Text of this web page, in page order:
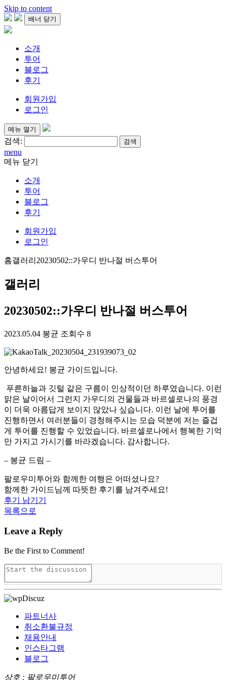
Skip to content
배너 닫기
소개
투어
블로그
후기
회원가입
로그인
메뉴 열기
검색:
menu
메뉴 닫기
소개
투어
블로그
후기
회원가입
로그인
홈갤러리 20230502::가우디 반나절 버스투어
갤러리
20230502::가우디 반나절 버스투어
2023.05.04 봉균 조회수 8
안녕하세요! 봉균 가이드입니다.
푸른하늘과 깃털 같은 구름이 인상적이던 하루였습니다. 이런
맑은 날이어서 그런지 가우디의 건물들과 바르셀로나의 풍경
이 더욱 아름답게 보이지 않았나 싶습니다. 이런 날에 투어를
진행하면서 여러분들이 경청해주시는 모습 덕분에 저는 즐겁
게 투어를 진행할 수 있었습니다. 바르셀로나에서 행복한 기억
만 가지고 가시기를 바라겠습니다. 감사합니다.
– 봉균 드림 –
팔로우미투어와 함께한 여행은 어떠셨나요?
함께한 가이드님께 따뜻한 후기를 남겨주세요!
후기 남기기
목록으로
Leave a Reply
Be the First to Comment!
파트너사
취소환불규정
채용안내
인스타그램
블로그
상호 : 팔로우미투어